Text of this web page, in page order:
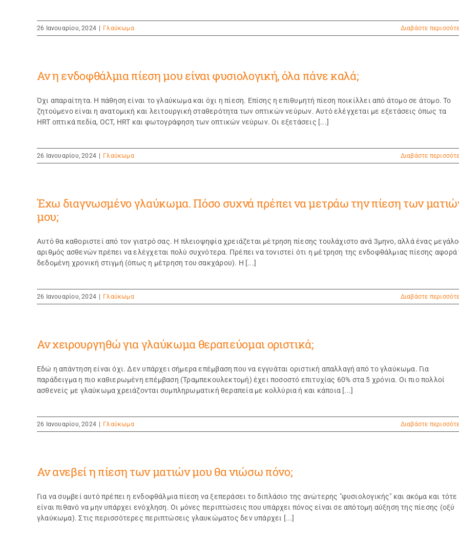
26 Ιανουαρίου, 2024 Γλαύκωμα Διαβάστε
Αν η ενδοφθάλμια πίεση μου είναι φυσιολογική, όλα πάνε καλά;
Όχι απαραίτητα. Η πάθηση είναι το γλαύκωμα και όχι η πίεση. Επίσης η επιθυμητή πίεση ποικίλλει από άτομο σε άτομο. Το
ζητούμενο είναι η ανατομική και λειτουργική σταθερότητα των οπτικών νεύρων. Αυτό ελέγχεται με εξετάσεις όπως τα
HRT οπτικά πεδία, OCT, HRT και φωτογράφηση των οπτικών νεύρων. Οι εξετάσεις [...]
26 Ιανουαρίου, 2024 Γλαύκωμα Διαβάστε
Έχω διαγνωσμένο γλαύκωμα. Πόσο συχνά πρέπει να μετράω την πίεση των
μου;
Αυτό θα καθοριστεί από τον γιατρό σας. Η πλειοψηφία χρειάζεται μέτρηση πίεσης τουλάχιστο ανά 3μηνο, αλλά ένας
αριθμός ασθενών πρέπει να ελέγχεται πολύ συχνότερα. Πρέπει να τονιστεί ότι η μέτρηση της ενδοφθάλμιας πίεσης αφορά
δεδομένη χρονική στιγμή (όπως η μέτρηση του σακχάρου). Η [...]
26 Ιανουαρίου, 2024 Γλαύκωμα Διαβάστε
Αν χειρουργηθώ για γλαύκωμα θεραπεύομαι οριστικά;
Εδώ η απάντηση είναι όχι. Δεν υπάρχει σήμερα επέμβαση που να εγγυάται οριστική απαλλαγή από το γλαύκωμα. Για
παράδειγμα η πιο καθιερωμένη επέμβαση (Τραμπεκουλεκτομή) έχει ποσοστό επιτυχίας 60% στα 5 χρόνια. Οι πιο πολλοί
ασθενείς με γλαύκωμα χρειάζονται συμπληρωματική θεραπεία με κολλύρια ή και κάποια [...]
26 Ιανουαρίου, 2024 Γλαύκωμα Διαβάστε
Αν ανεβεί η πίεση των ματιών μου θα νιώσω πόνο;
Για να συμβεί αυτό πρέπει η ενδοφθάλμια πίεση να ξεπεράσει το διπλάσιο της ανώτερης "φυσιολογικής" και ακόμα και τότε
είναι πιθανό να μην υπάρχει ενόχληση. Οι μόνες περιπτώσεις που υπάρχει πόνος είναι σε απότομη αύξηση της πίεσης (οξύ
γλαύκωμα). Στις περισσότερες περιπτώσεις γλαυκώματος δεν υπάρχει [...]